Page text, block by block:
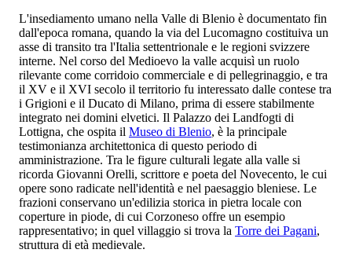
L'insediamento umano nella Valle di Blenio è documentato fin
dall'epoca romana, quando la via del Lucomagno costituiva un
asse di transito tra l'Italia settentrionale e le regioni svizzere
interne. Nel corso del Medioevo la valle acquisì un ruolo
rilevante come corridoio commerciale e di pellegrinaggio, e tra
il XV e il XVI secolo il territorio fu interessato dalle contese tra
i Grigioni e il Ducato di Milano, prima di essere stabilmente
integrato nei domini elvetici. Il Palazzo dei Landfogti di
Lottigna, che ospita il Museo di Blenio, è la principale
testimonianza architettonica di questo periodo di
amministrazione. Tra le figure culturali legate alla valle si
ricorda Giovanni Orelli, scrittore e poeta del Novecento, le cui
opere sono radicate nell'identità e nel paesaggio bleniese. Le
frazioni conservano un'edilizia storica in pietra locale con
coperture in piode, di cui Corzoneso offre un esempio
rappresentativo; in quel villaggio si trova la Torre dei Pagani,
struttura di età medievale.